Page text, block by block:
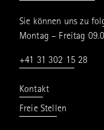
Sie können uns zu
Montag – Freitag
+41 31 302 15 28
Kontakt
Freie Stellen